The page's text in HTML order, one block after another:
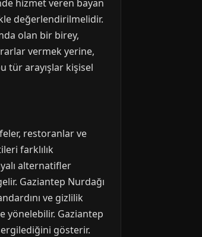
hizmet veren bayan
değerlendirilmelidir.
olan bir birey,
vermek yerine,
tür arayışlar kişisel
restoranlar ve
farklılık
alternatifler
Gaziantep Nurdağı
ve gizlilik
yönelebilir. Gaziantep
gösterir.